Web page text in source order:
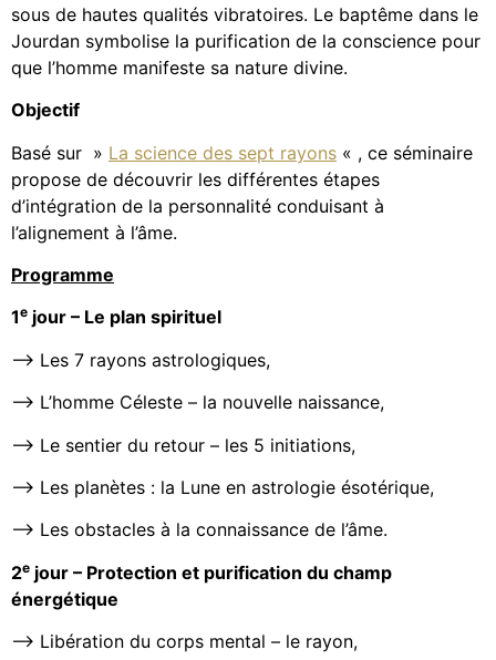
sous de hautes qualités vibratoires. Le baptême dans le
Jourdan symbolise la purification de la conscience pour
que l’homme manifeste sa nature divine.
Objectif
Basé sur » La science des sept rayons « , ce séminaire
propose de découvrir les différentes étapes
d’intégration de la personnalité conduisant à
l’alignement à l’âme.
Programme
1e jour – Le plan spirituel
—> Les 7 rayons astrologiques,
—> L’homme Céleste – la nouvelle naissance,
—> Le sentier du retour – les 5 initiations,
—> Les planètes : la Lune en astrologie ésotérique,
—> Les obstacles à la connaissance de l’âme.
2e jour – Protection et purification du champ
énergétique
—> Libération du corps mental – le rayon,